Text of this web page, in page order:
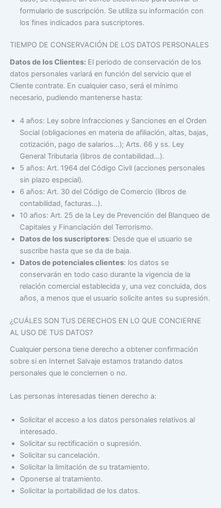
formulario de suscripción. Se utiliza su información con
los fines indicados para suscriptores.
TIEMPO DE CONSERVACIÓN DE LOS DATOS PERSONALES
Datos de los Clientes: El periodo de conservación de los
datos personales variará en función del servicio que el
Cliente contrate. En cualquier caso, será el mínimo
necesario, pudiendo mantenerse hasta:
4 años: Ley sobre Infracciones y Sanciones en el Orden
Social (obligaciones en materia de afiliación, altas, bajas,
cotización, pago de salarios…); Arts. 66 y ss. Ley
General Tributaria (libros de contabilidad…).
5 años: Art. 1964 del Código Civil (acciones personales
sin plazo especial).
6 años: Art. 30 del Código de Comercio (libros de
contabilidad, facturas…).
10 años: Art. 25 de la Ley de Prevención del Blanqueo de
Capitales y Financiación del Terrorismo.
Datos de los suscriptores: Desde que el usuario se
suscribe hasta que se da de baja.
Datos de potenciales clientes: los datos se
conservarán en todo caso durante la vigencia de la
relación comercial establecida y, una vez concluida, dos
años, a menos que el usuario solicite antes su supresión.
¿CUÁLES SON TUS DERECHOS EN LO QUE CONCIERNE
AL USO DE TUS DATOS?
Cualquier persona tiene derecho a obtener confirmación
sobre si en Internet Salvaje estamos tratando datos
personales que le conciernen o no.
Las personas interesadas tienen derecho a:
Solicitar el acceso a los datos personales relativos al
interesado.
Solicitar su rectificación o supresión.
Solicitar su cancelación.
Solicitar la limitación de su tratamiento.
Oponerse al tratamiento.
Solicitar la portabilidad de los datos.